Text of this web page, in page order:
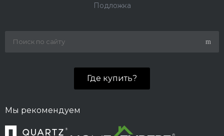
Подложка
Где купить?
Мы рекомендуем